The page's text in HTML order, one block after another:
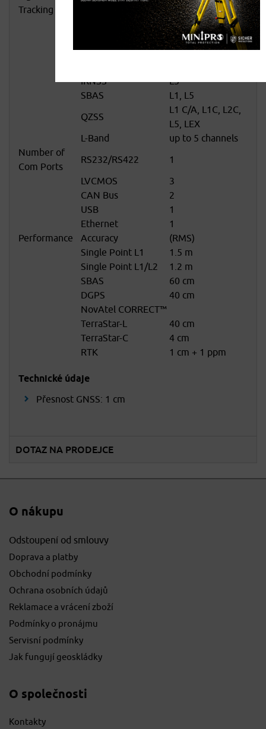
Tracking
GPS
L2P, L5
L1, L2, L3, L5
E1, E5 AltBOC,
E5a, E5b, E6
IRNSS
L5
SBAS
L1, L5
QZSS
L1 C/A, L1C, L2C,
L5, LEX
L-Band
up to 5 channels
Number of
Com Ports
RS232/RS422
1
LVCMOS
3
CAN Bus
2
USB
1
Ethernet
1
Performance
Accuracy
(RMS)
Single Point L1
1.5 m
Single Point L1/L2
1.2 m
SBAS
60 cm
DGPS
40 cm
NovAtel CORRECT™
TerraStar-L
40 cm
TerraStar-C
4 cm
RTK
1 cm + 1 ppm
Technické údaje
Přesnost GNSS: 1 cm
DOTAZ NA PRODEJCE
O nákupu
Odstoupení od smlouvy
Doprava a platby
Obchodní podmínky
Ochrana osobních údajů
Reklamace a vrácení zboží
Podmínky o pronájmu
Servisní podmínky
Jak fungují geoskládky
O společnosti
Kontakty